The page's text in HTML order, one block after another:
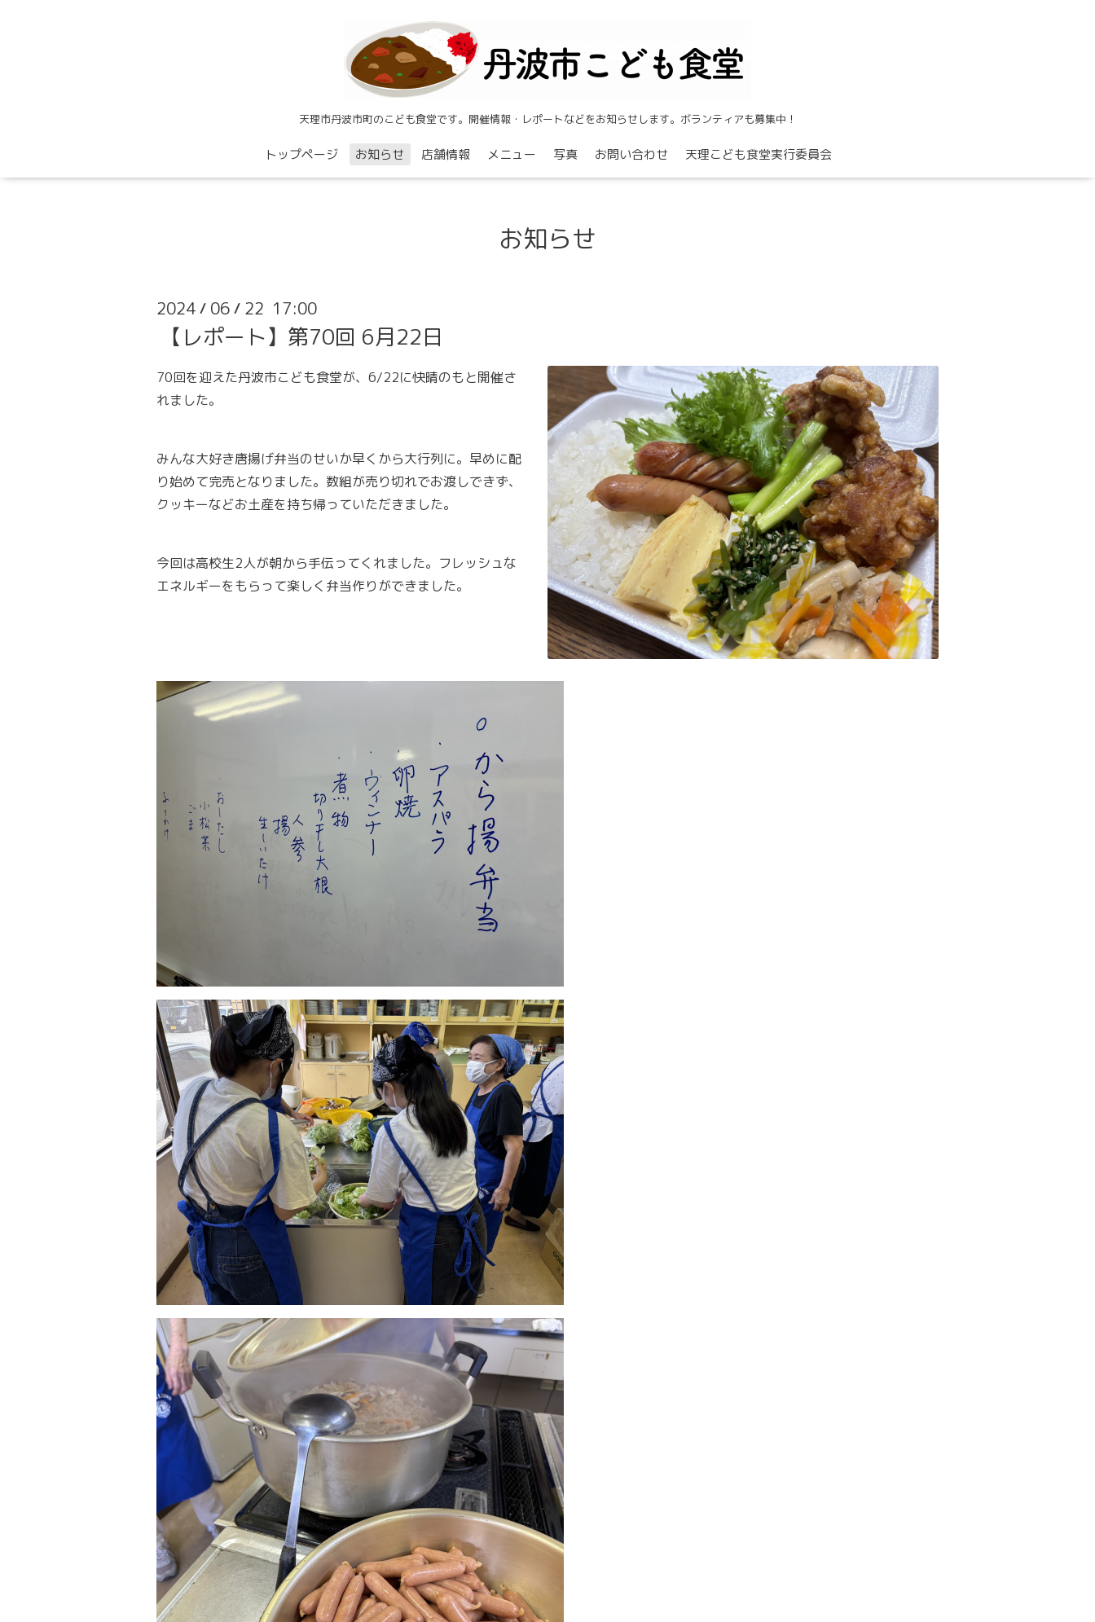
天理市丹波市町のこども食堂です。開催情報・レポートなどをお知らせします。ボランティアも募集中！
トップページ お知らせ 店舗情報 メニュー 写真 お問い合わせ 天理こども食堂実行委員会
お知らせ
2024 / 06 / 22 17:00
【レポート】第70回 6月22日
70回を迎えた丹波市こども食堂が、6/22に快晴のもと開催さ
れました。
みんな大好き唐揚げ弁当のせいか早くから大行列に。早めに配
り始めて完売となりました。数組が売り切れでお渡しできず、
クッキーなどお土産を持ち帰っていただきました。
今回は高校生2人が朝から手伝ってくれました。フレッシュな
エネルギーをもらって楽しく弁当作りができました。